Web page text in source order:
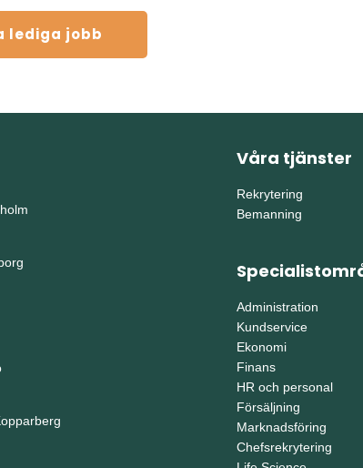
lediga jobb
Våra tjänster
Rekrytering
Bemanning
Administration
Kundservice
Ekonomi
Finans
HR och personal
Försäljning
Marknadsföring
Chefsrekrytering